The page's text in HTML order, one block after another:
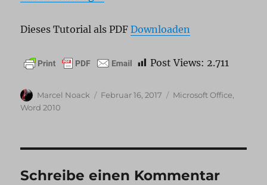
Dieses Tutorial als PDFDownloaden
Post Views: 2.711
Autor
Marcel Noack
Veröffentlicht
Februar 16, 2017 Kategorien
Microsoft Office,
Word 2010
Schreibe einen Kommentar